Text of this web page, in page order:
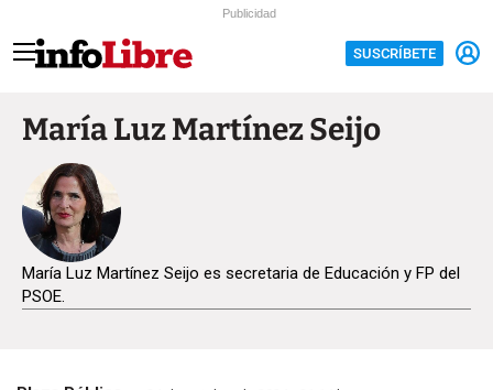
Publicidad
SUSCRÍBETE
María Luz Martínez Seijo
María Luz Martínez Seijo es secretaria de Educación y FP del
PSOE.